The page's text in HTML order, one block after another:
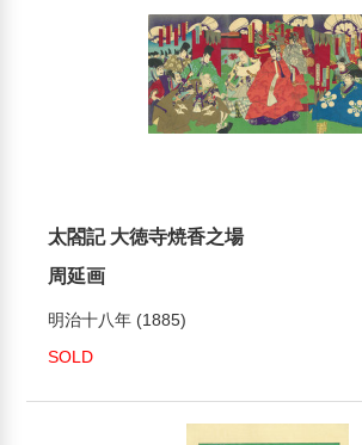
太閤記 大徳寺焼香之場
周延画
明治十八年 (1885)
SOLD